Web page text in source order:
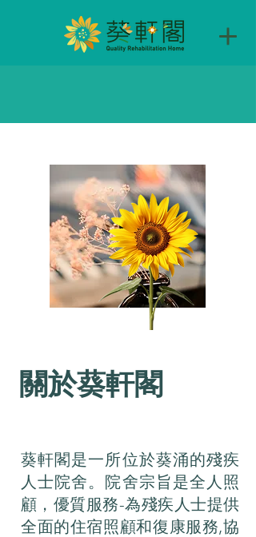
葵軒閣是一所位於葵涌的殘疾
人士院舍。院舍宗旨是全人照
顧，優質服務-為殘疾人士提供
全面的住宿照顧和復康服務,協
關於葵軒閣